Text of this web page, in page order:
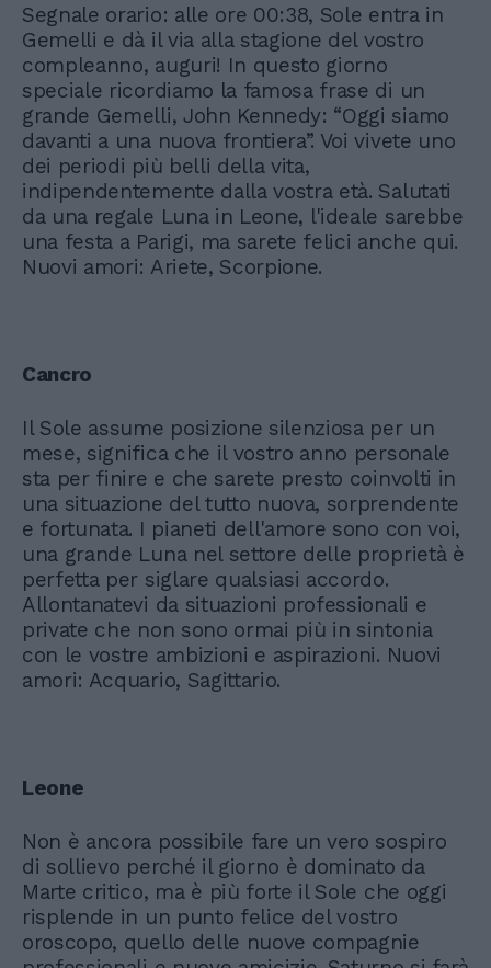
Segnale orario: alle ore 00:38, Sole entra in
Gemelli e dà il via alla stagione del vostro
compleanno, auguri! In questo giorno
speciale ricordiamo la famosa frase di un
grande Gemelli, John Kennedy: “Oggi siamo
davanti a una nuova frontiera”. Voi vivete uno
dei periodi più belli della vita,
indipendentemente dalla vostra età. Salutati
da una regale Luna in Leone, l'ideale sarebbe
una festa a Parigi, ma sarete felici anche qui.
Nuovi amori: Ariete, Scorpione.
Cancro
Il Sole assume posizione silenziosa per un
mese, significa che il vostro anno personale
sta per finire e che sarete presto coinvolti in
una situazione del tutto nuova, sorprendente
e fortunata. I pianeti dell'amore sono con voi,
una grande Luna nel settore delle proprietà è
perfetta per siglare qualsiasi accordo.
Allontanatevi da situazioni professionali e
private che non sono ormai più in sintonia
con le vostre ambizioni e aspirazioni. Nuovi
amori: Acquario, Sagittario.
Leone
Non è ancora possibile fare un vero sospiro
di sollievo perché il giorno è dominato da
Marte critico, ma è più forte il Sole che oggi
risplende in un punto felice del vostro
oroscopo, quello delle nuove compagnie